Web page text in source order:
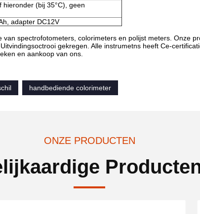
(bij 35°C), geen
adapter DC12V
spectrofotometers, colorimeters en polijst meters. Onze
gekregen. Alle instrumetns heeft Ce-
en aankoop van ons.
handbediende colorimeter
ONZE PRODUCTEN